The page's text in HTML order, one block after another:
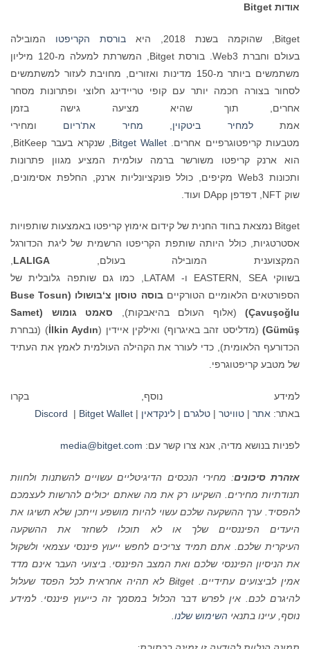
אודות Bitget
Bitget, שהוקמה בשנת 2018, היא בורסת הקריפטוהמובילה
בעולם וחברת Web3. בורסת Bitget, המשרתת למעלה מ-120 מיליון
משתמשים ביותר מ-150 מדינות ואזורים, מחויבת לעזור למשתמשים
לסחור בצורה חכמה יותר עם קופי טריידינג חלוצי ופתרונות מסחר
אחרים, תוך שהיא מציעה גישה בזמן
אמת
למחיר ביטקוין, מחיר את‘ריוםומחירי
מטבעות קריפטוגרפיים אחרים.
Bitget Wallet
, שנקרא בעבר BitKeep,
הוא ארנק קריפטו משורשר ברמה עולמית המציע מגוון פתרונות
ותכונות Web3 מקיפים, כולל פונקציונליות ארנק, החלפת אסימונים,
שוק NFT, דפדפן DApp ועוד.
Bitget נמצאת בחוד החנית של קידום אימוץ קריפטו באמצעות שותפויות
אסטרטגיות, כולל היותה שותפת הקריפטו הרשמית של ליגת הכדורגל
המקצוענית המובילה בעולם,
LALIGA
,
בשווקי EASTERN, SEA ו- LATAM, כמו גם שותפה גלובלית של
הספורטאים הלאומיים הטורקיים בוסה טוסון צ‘בושולו ( Buse Tosun
Çavuşoğlu
)(אלוף העולם בהיאבקות), סאמט גומוש ( Samet
Gümüş
)(מדליסט זהב באיגרוף) ואילקין איידין ( İlkin Aydın ) (נבחרת
הכדורעף הלאומית), כדי לעורר את הקהילה העולמית לאמץ את העתיד
של מטבע קריפטוגרפי.
למידע נוסף, בקרו
באתר: אתר| טוויטר| טלגרם| לינקדאין|
Discord |Bitget Wallet
לפניות בנושא מדיה, אנא צרו קשר עם: media@bitget.com
אזהרת סיכונים: מחירי הנכסים הדיגיטליים עשויים להשתנות ולחוות
תנודתיות מחירים. השקיעו רק את מה שאתם יכולים להרשות לעצמכם
להפסיד. ערך ההשקעה שלכם עשוי להיות מושפע וייתכן שלא תשיגו את
היעדים הפיננסיים שלך או לא תוכלו לשחזר את ההשקעה
העיקרית שלכם. אתם תמיד צריכים לחפש ייעוץ פיננסי עצמאי ולשקול
את הניסיון הפיננסי שלכם ואת המצב הפיננסי. ביצועי העבר אינם מדד
אמין לביצועים עתידיים.
Bitgetלא תהיה אחראית לכל הפסד שעלול
להיגרם לכם. אין לפרש דבר הכלול במסמך זה כייעוץ פיננסי. למידע
נוסף, עיינו בתנאי השימוש שלנו.